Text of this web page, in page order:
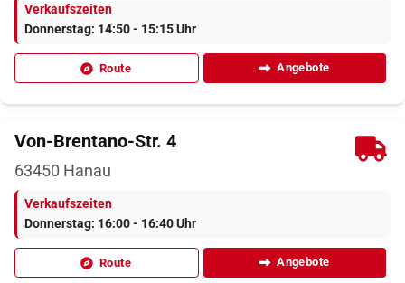
Verkaufszeiten
Donnerstag: 14:50 - 15:15 Uhr
Route Angebote
Von-Brentano-Str. 4
63450 Hanau
Verkaufszeiten
Donnerstag: 16:00 - 16:40 Uhr
Route Angebote